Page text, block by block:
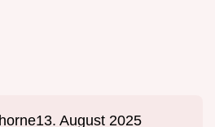
13. August 2025